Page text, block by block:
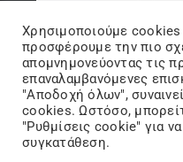
Copyright 2024 ©
Χρησιμοποιούμε
προσφέρουμε την πιο
απομνημονεύοντας τις
επαναλαμβανόμενες
"Αποδοχή όλων",
cookies. Ωστόσο,
"Ρυθμίσεις cookie" για
συγκατάθεση.